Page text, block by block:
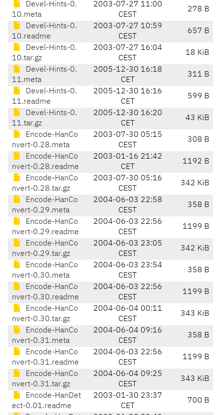
Devel-Hints-0.
10.meta
2003-07-27 11:00
CEST
278 B
Devel-Hints-0.
10.readme
2003-07-27 10:59
CEST
657 B
Devel-Hints-0.
10.tar.gz
2003-07-27 16:04
CEST
18 KiB
Devel-Hints-0.
11.meta
2005-12-30 16:18
CET
311 B
Devel-Hints-0.
11.readme
2005-12-30 16:16
CET
599 B
Devel-Hints-0.
11.tar.gz
2005-12-30 16:20
CET
43 KiB
Encode-HanCo
nvert-0.28.meta
2003-07-30 05:15
CEST
308 B
Encode-HanCo
nvert-0.28.readme
2003-01-16 21:42
CET
1192 B
Encode-HanCo
nvert-0.28.tar.gz
2003-07-30 05:16
CEST
342 KiB
Encode-HanCo
nvert-0.29.meta
2004-06-03 22:58
CEST
358 B
Encode-HanCo
nvert-0.29.readme
2004-06-03 22:56
CEST
1199 B
Encode-HanCo
nvert-0.29.tar.gz
2004-06-03 23:05
CEST
342 KiB
Encode-HanCo
nvert-0.30.meta
2004-06-03 23:54
CEST
358 B
Encode-HanCo
nvert-0.30.readme
2004-06-03 22:56
CEST
1199 B
Encode-HanCo
nvert-0.30.tar.gz
2004-06-04 00:11
CEST
343 KiB
Encode-HanCo
nvert-0.31.meta
2004-06-04 09:16
CEST
358 B
Encode-HanCo
nvert-0.31.readme
2004-06-03 22:56
CEST
1199 B
Encode-HanCo
nvert-0.31.tar.gz
2004-06-04 09:25
CEST
343 KiB
Encode-HanDet
ect-0.01.readme
2003-01-30 23:37
CET
700 B